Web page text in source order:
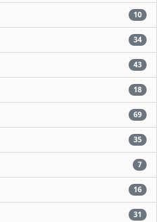
10
34
43
18
69
35
7
16
31